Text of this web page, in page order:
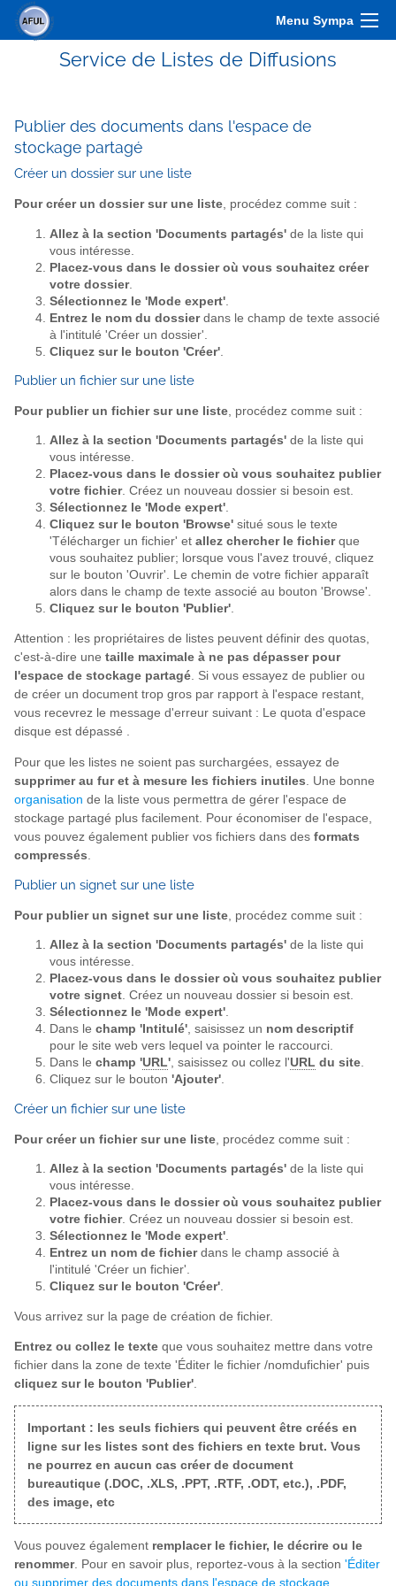
Menu Sympa
Service de Listes de Diffusions
Publier des documents dans l'espace de
stockage partagé
Créer un dossier sur une liste
Pour créer un dossier sur une liste, procédez comme suit :
Allez à la section 'Documents partagés' de la liste qui
vous intéresse.
Placez-vous dans le dossier où vous souhaitez créer
votre dossier.
Sélectionnez le 'Mode expert'
Entrez le nom du dossierdans le champ de texte associé
à l'intitulé 'Créer un dossier'.
Cliquez sur le bouton 'Créer'
Publier un fichier sur une liste
Pour publier un fichier sur une liste , procédez comme suit :
Allez à la section 'Documents partagés' de la liste qui
vous intéresse.
Placez-vous dans le dossier où vous souhaitez publier
votre fichier. Créez un nouveau dossier si besoin est.
Sélectionnez le 'Mode expert'.
Cliquez sur le bouton 'Browse' situé sous le texte
'Télécharger un fichier' et allez chercher le fichierque
vous souhaitez publier; lorsque vous l'avez trouvé, cliquez
sur le bouton 'Ouvrir'. Le chemin de votre fichier apparaît
alors dans le champ de texte associé au bouton 'Browse'.
Cliquez sur le bouton 'Publier'.
Attention : les propriétaires de listes peuvent définir des quotas,
c'est-à-dire une taille maximale à ne pas dépasser pour
l'espace de stockage partagé. Si vous essayez de publier ou
de créer un document trop gros par rapport à l'espace restant,
vous recevrez le message d'erreur suivant : Le quota d'espace
disque est dépassé .
Pour que les listes ne soient pas surchargées, essayez de
supprimer au fur et à mesure les fichiers inutiles . Une bonne
organisation de la liste vous permettra de gérer l'espace de
stockage partagé plus facilement. Pour économiser de l'espace,
vous pouvez également publier vos fichiers dans des formats
compressés
Publier un signet sur une liste
Pour publier un signet sur une liste , procédez comme suit :
Allez à la section 'Documents partagés' de la liste qui
vous intéresse.
Placez-vous dans le dossier où vous souhaitez publier
votre signet. Créez un nouveau dossier si besoin est.
Sélectionnez le 'Mode expert'.
Dans le champ 'Intitulé', saisissez un nom descriptif
pour le site web vers lequel va pointer le raccourci.
Dans le champ 'URL', saisissez ou collez l'URL du site.
Cliquez sur le bouton 'Ajouter'.
Créer un fichier sur une liste
Pour créer un fichier sur une liste , procédez comme suit :
Allez à la section 'Documents partagés' de la liste qui
vous intéresse.
Placez-vous dans le dossier où vous souhaitez publier
votre fichier. Créez un nouveau dossier si besoin est.
Sélectionnez le 'Mode expert'.
Entrez un nom de fichierdans le champ associé à
l'intitulé 'Créer un fichier'.
Cliquez sur le bouton 'Créer'.
Vous arrivez sur la page de création de fichier.
Entrez ou collez le texte que vous souhaitez mettre dans votre
fichier dans la zone de texte 'Éditer le fichier /nomdufichier' puis
cliquez sur le bouton 'Publier'.
Important : les seuls fichiers qui peuvent être créés en
ligne sur les listes sont des fichiers en texte brut. Vous
ne pourrez en aucun cas créer de document
bureautique (.DOC, .XLS, .PPT, .RTF, .ODT, etc.), .PDF,
des image, etc
Vous pouvez également remplacer le fichier, le décrire ou le
renommer. Pour en savoir plus, reportez-vous à la section 'Éditer
ou supprimer des documents dans l'espace de stockage